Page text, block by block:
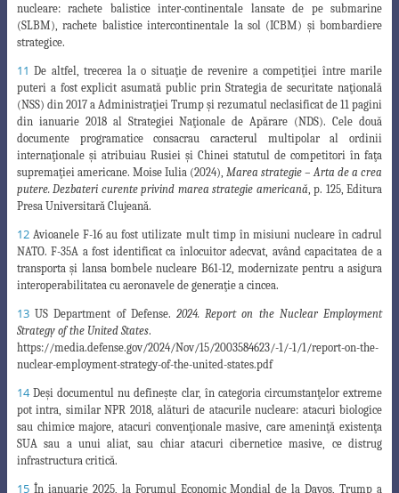
nucleare: rachete balisticeinter-continentale lansate de pe submarine
(SLBM), rachete balistice intercontinentale la sol (ICBM) şi bombardiere
strategice.
11 De altfel, trecerea la o situaţie de revenire a competiţiei între marile
puteri a fost explicit asumată public prin Strategia de securitate naţională
(NSS) din 2017 a Administraţiei Trump şi rezumatul neclasificat de 11 pagini
din ianuarie 2018 al Strategiei Naţionale de Apărare (NDS). Cele două
documente programatice consacrau caracterul multipolar al ordinii
internaţionale şi atribuiau Rusiei şi Chinei statutul de competitori în faţa
supremaţiei americane. Moise Iulia (2024), Mareastrategie – Arta de a crea
putere. Dezbateri curente privind marea strategie americană , p. 125, Editura
Presa Universitară Clujeană.
12 Avioanele F-16 au fost utilizate mult timp în misiuni nucleare în cadrul
NATO. F-35A a fost identificat ca înlocuitor adecvat, având capacitatea de a
transporta şi lansa bombele nucleare B61-12, modernizate pentru a asigura
interoperabilitatea cu aeronavele de generaţie a cincea.
13 US Department of Defense. 2024. Report on the Nuclear Employment
Strategy of the United States.
https://media.defense.gov/2024/Nov/15/2003584623/-1/-1/1/report-on-the-
nuclear-employment-strategy-of-the-united-states.pdf
14Deşi documentulnu defineşte clar, în categoria circumstanţelor extreme
pot intra, similar NPR 2018, alături de atacurile nucleare: atacuri biologice
sau chimice majore atacuri convenţionale masive, care ameninţă existenţa
SUA sau a unui aliat, sau chiar atacuri cibernetice masive,
ce distrug
infrastructura critică.
15 În ianuarie 2025, la Forumul Economic Mondial de la Davos, Trump a